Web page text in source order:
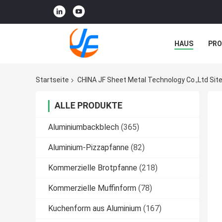
HAUS
Startseite
CHINA JF Sheet Metal Technology Co.,Ltd
ALLE PRODUKTE
Aluminiumbackblech (365)
Aluminium-Pizzapfanne (82)
Kommerzielle Brotpfanne (218)
Kommerzielle Muffinform (78)
Kuchenform aus Aluminium (167)